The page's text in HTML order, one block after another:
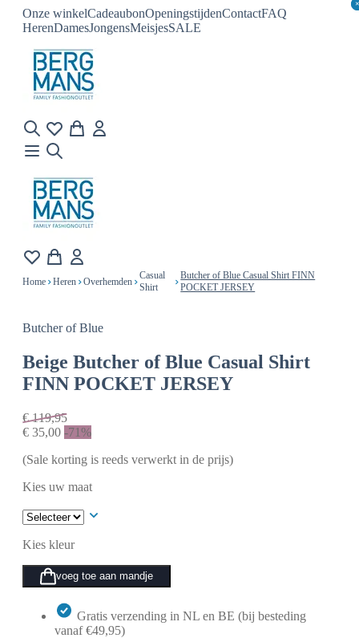
Onze winkelCadeaubonOpeningstijdenContactFAQ
HerenDamesJongensMeisjesSALE
×
×
Home Heren Overhemden
Casual
Shirt
Butcher of Blue Casual Shirt FINN
POCKET JERSEY
Butcher of Blue
Beige Butcher of Blue Casual Shirt
FINN POCKET JERSEY
€119,95
€ 35,00 -71%
(Sale korting is reeds verwerkt in de prijs)
Kies uw maat
Kies kleur
voeg toe aan mandje
Gratis verzending in NL en BE (bij besteding
vanaf €49,95)